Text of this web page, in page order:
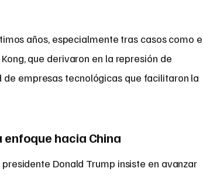
años, especialmente tras casos como
que derivaron en la represión de
empresas tecnológicas que facilitaron la
enfoque hacia China
Donald Trump insiste en avanzar